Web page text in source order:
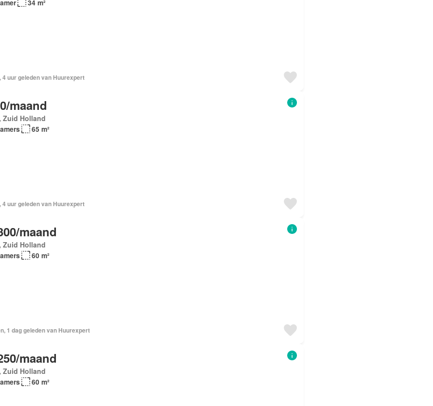
34 m²
4 uur geleden van Huurexpert
maand
Zuid Holland
65 m²
4 uur geleden van Huurexpert
maand
Zuid Holland
60 m²
1 dag geleden van Huurexpert
maand
Zuid Holland
60 m²